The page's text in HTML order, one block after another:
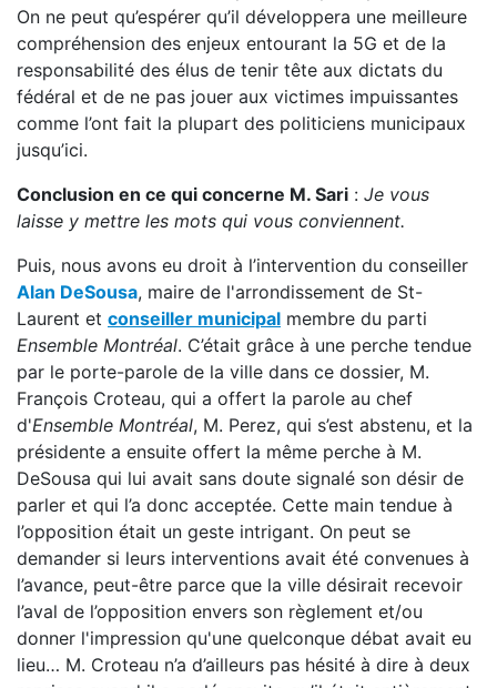
On ne peut qu’espérer qu’il développera une meilleure
compréhension des enjeux entourant la 5G et de la
responsabilité des élus de tenir tête aux dictats du
fédéral et de ne pas jouer aux victimes impuissantes
comme l’ont fait la plupart des politiciens municipaux
jusqu’ici.
Conclusion en ce qui concerne M. Sari : Je vous
laisse y mettre les mots qui vous conviennent.
Puis, nous avons eu droit à l’intervention du conseiller
Alan DeSousa, maire de l'arrondissement de St-
Laurent et conseiller municipal membre du parti
Ensemble Montréal. C’était grâce à une perche tendue
par le porte-parole de la ville dans ce dossier, M.
François Croteau, qui a offert la parole au chef
d'Ensemble Montréal, M. Perez, qui s’est abstenu, et la
présidente a ensuite offert la même perche à M.
DeSousa qui lui avait sans doute signalé son désir de
parler et qui l’a donc acceptée. Cette main tendue à
l’opposition était un geste intrigant. On peut se
demander si leurs interventions avait été convenues à
l’avance, peut-être parce que la ville désirait recevoir
l’aval de l’opposition envers son règlement et/ou
donner l'impression qu'une quelconque débat avait eu
lieu… M. Croteau n’a d’ailleurs pas hésité à dire à deux